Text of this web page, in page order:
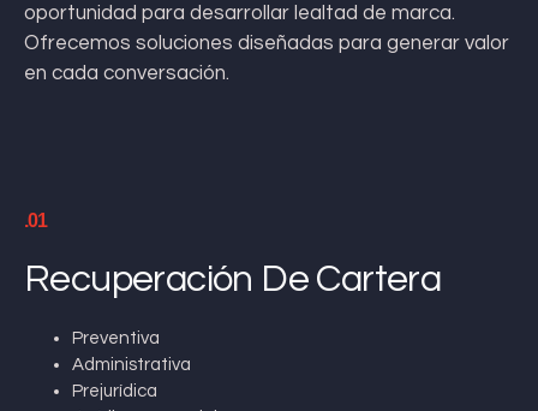
oportunidad para desarrollar lealtad de marca.
Ofrecemos soluciones diseñadas para generar valor
en cada conversación.
.01
Recuperación De Cartera
Preventiva
Administrativa
Prejurídica